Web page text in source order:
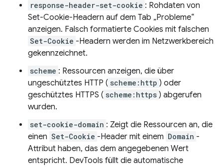
response-header-set-cookie : Rohdaten von
Set-Cookie-Headern auf dem Tab „Probleme“
anzeigen. Falsch formatierte Cookies mit falschen
Set-Cookie -Headern werden im Netzwerkbereich
gekennzeichnet.
scheme : Ressourcen anzeigen, die über
ungeschütztes HTTP ( scheme:http ) oder
geschütztes HTTPS ( scheme:https ) abgerufen
wurden.
set-cookie-domain : Zeigt die Ressourcen an, die
einen Set-Cookie -Header mit einem Domain -
Attribut haben, das dem angegebenen Wert
entspricht. DevTools füllt die automatische